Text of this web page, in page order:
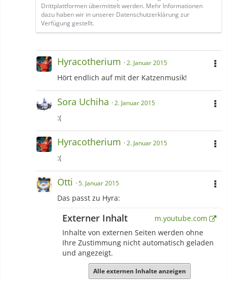
Drittplattformen übermittelt werden. Mehr Informationen
dazu haben wir in unserer Datenschutzerklärung zur
Verfügung gestellt.
Hyracotherium 2. Januar 2015
Hört endlich auf mit der Katzenmusik!
Sora Uchiha 2. Januar 2015
:(
Hyracotherium 2. Januar 2015
:(
Otti 5. Januar 2015
Das passt zu Hyra:
Externer Inhalt
m.youtube.com
Inhalte von externen Seiten werden ohne
Ihre Zustimmung nicht automatisch geladen
und angezeigt.
Alle externen Inhalte anzeigen